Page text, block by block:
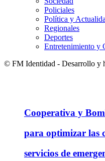
Cooperativa y
para optimizar las
servicios de
Policiales
Política y
Regionales
Deportes
Entretenimiento y
© FM Identidad - Desarrollo y